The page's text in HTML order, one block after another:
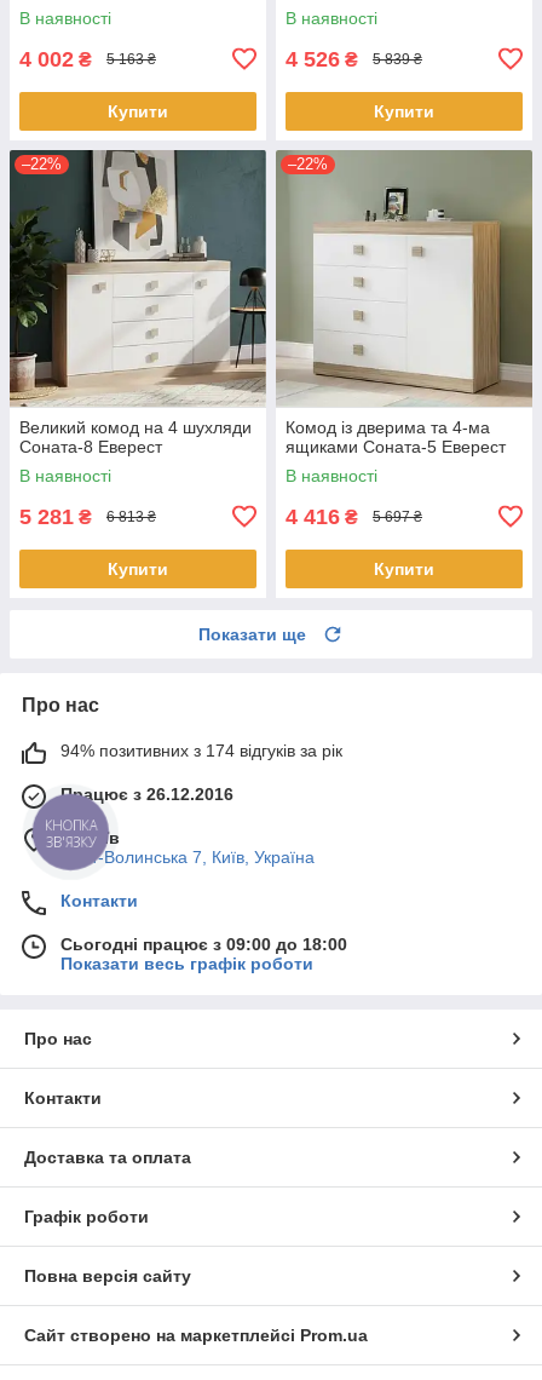
В наявності
4 002 ₴ 5 163 ₴
Купити
В наявності
4 526 ₴ 5 839 ₴
Купити
–22%
Великий комод на 4 шухляди
Соната-8 Еверест
В наявності
5 281 ₴ 6 813 ₴
Купити
–22%
Комод із дверима та 4-ма
ящиками Соната-5 Еверест
В наявності
4 416 ₴ 5 697 ₴
Купити
Показати ще
Про нас
94% позитивних з 174 відгуків за рік
Працює з 26.12.2016
м. Київ
Пост-Волинська 7, Київ, Україна
Контакти
Сьогодні працює з 09:00 до 18:00
Показати весь графік роботи
Про нас
Контакти
Доставка та оплата
Графік роботи
Повна версія сайту
Сайт створено на маркетплейсі Prom.ua
КНОПКА
ЗВ'ЯЗКУ